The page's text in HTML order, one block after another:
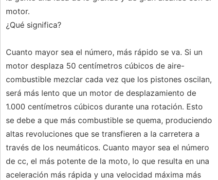
motor.
¿Qué significa?
Cuanto mayor sea el número, más rápido se va. Si un
motor desplaza 50 centímetros cúbicos de aire-
combustible mezclar cada vez que los pistones oscilan,
será más lento que un motor de desplazamiento de
1.000 centímetros cúbicos durante una rotación. Esto
se debe a que más combustible se quema, produciendo
altas revoluciones que se transfieren a la carretera a
través de los neumáticos. Cuanto mayor sea el número
de cc, el más potente de la moto, lo que resulta en una
aceleración más rápida y una velocidad máxima más